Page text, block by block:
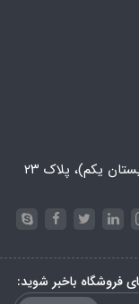
یکم)، پلاک ۲۳
فروشگاه باخبر شوید: